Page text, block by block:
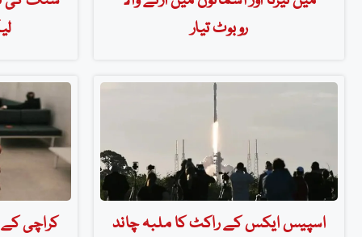
روبوٹ تیار
اسپیس ایکس کے راکٹ کا ملبہ چاند
کراچی کے